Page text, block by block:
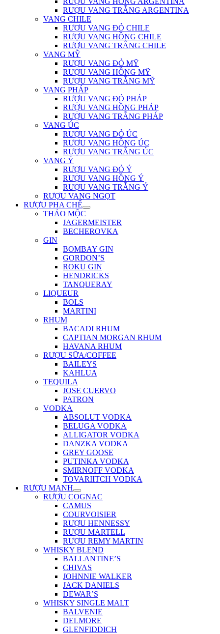
RƯỢU VANG TRẮNG ARGENTINA
VANG CHILE
RƯỢU VANG ĐỎ CHILE
RƯỢU VANG HỒNG CHILE
RƯỢU VANG TRẮNG CHILE
VANG MỸ
RƯỢU VANG ĐỎ MỸ
RƯỢU VANG HỒNG MỸ
RƯỢU VANG TRẮNG MỸ
VANG PHÁP
RƯỢU VANG ĐỎ PHÁP
RƯỢU VANG HỒNG PHÁP
RƯỢU VANG TRẮNG PHÁP
VANG ÚC
RƯỢU VANG ĐỎ ÚC
RƯỢU VANG HỒNG ÚC
RƯỢU VANG TRẮNG ÚC
VANG Ý
RƯỢU VANG ĐỎ Ý
RƯỢU VANG HỒNG Ý
RƯỢU VANG TRẮNG Ý
RƯỢU VANG NGỌT
RƯỢU PHA CHẾ
THẢO MỘC
JAGERMEISTER
BECHEROVKA
GIN
BOMBAY GIN
GORDON’S
ROKU GIN
HENDRICKS
TANQUERAY
LIQUEUR
BOLS
MARTINI
RHUM
BACADI RHUM
CAPTIAN MORGAN RHUM
HAVANA RHUM
RƯỢU SỮA/COFFEE
BAILEYS
KAHLUA
TEQUILA
JOSE CUERVO
PATRON
VODKA
ABSOLUT VODKA
BELUGA VODKA
ALLIGATOR VODKA
DANZKA VODKA
GREY GOOSE
PUTINKA VODKA
SMIRNOFF VODKA
TOVARIITCH VODKA
RƯỢU MẠNH
RƯỢU COGNAC
CAMUS
COURVOISIER
RƯỢU HENNESSY
RƯỢU MARTELL
RƯỢU REMY MARTIN
WHISKY BLEND
BALLANTINE’S
CHIVAS
JOHNNIE WALKER
JACK DANIELS
DEWAR’S
WHISKY SINGLE MALT
BALVENIE
DELMORE
GLENFIDDICH